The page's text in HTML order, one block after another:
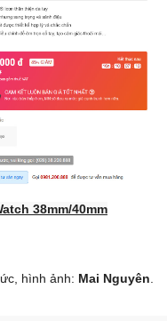
38mm/40mm
hình ảnh: Mai Nguyên